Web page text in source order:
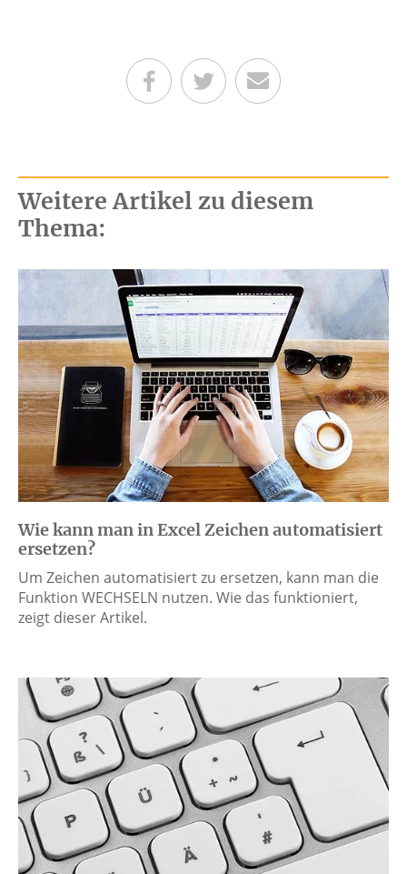
Teilen auf Facebook
Teilen auf Twitter
Per E-Mail senden
Weitere Artikel zu diesem
Thema:
Wie kann man in Excel Zeichen automatisiert
ersetzen?
Um Zeichen automatisiert zu ersetzen, kann man die
Funktion WECHSELN nutzen. Wie das funktioniert,
zeigt dieser Artikel.